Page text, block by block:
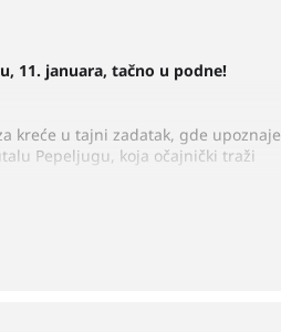
11. januara, tačno u podne!
kreće u tajni zadatak, gde upoznaje
Pepeljugu, koja očajnički traži
prizovu Deda Mraza. Zato,